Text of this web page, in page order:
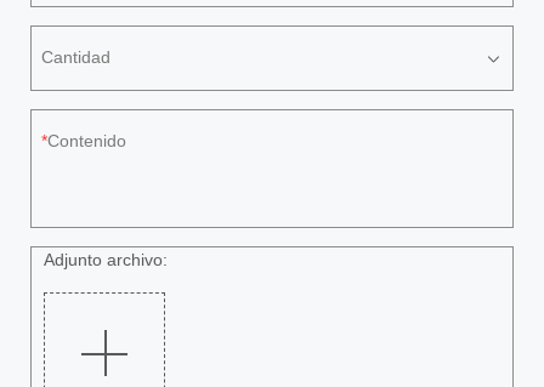
Cantidad
Contenido
Adjunto archivo: